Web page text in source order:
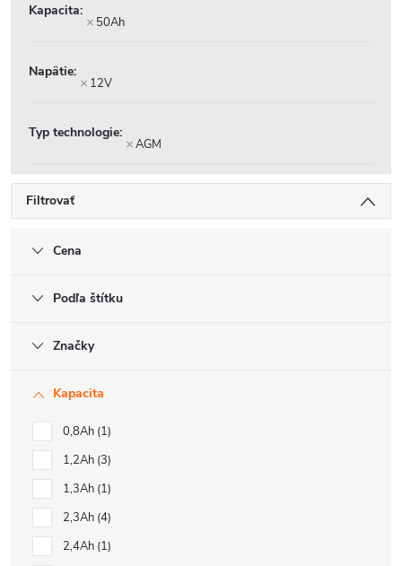
Kapacita
50Ah
Napätie
12V
Typ technologie
AGM
Filtrovať
Cena
Podľa štítku
Značky
Kapacita
0,8Ah 1
1,2Ah 3
1,3Ah 1
2,3Ah 4
2,4Ah 1